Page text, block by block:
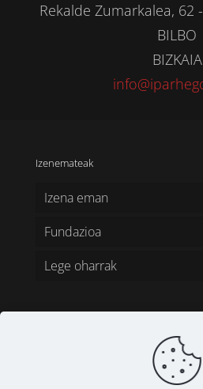
Rekalde Zumarkalea, 62
BILBO
BIZKAIA
Izenemateak
Izena eman
Fundazioa
Lege oharrak